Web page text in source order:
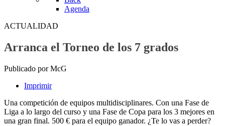
Agenda
ACTUALIDAD
Arranca el Torneo de los 7 grados
Publicado por McG
Imprimir
Una competición de equipos multidisciplinares. Con una Fase de
Liga a lo largo del curso y una Fase de Copa para los 3 mejores en
una gran final. 500 € para el equipo ganador. ¿Te lo vas a perder?